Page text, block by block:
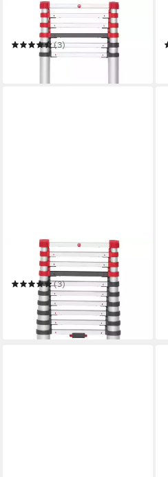
Teleskopleiter FlexLine
(3)
ab 288,09 €
Teleskopleiter FlexLine
(3)
ab 237,69 €
lieferbar in 2 Wochen